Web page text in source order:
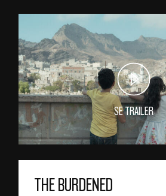
SE TRAILER
THE BURDENED